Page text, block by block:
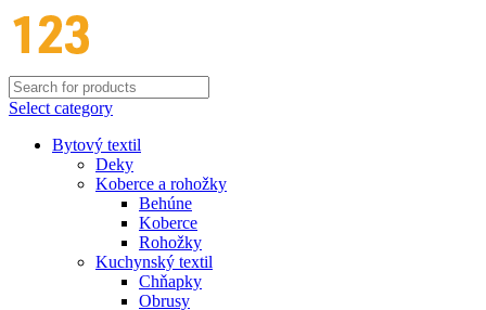
Select category
Bytový textil
Deky
Koberce a rohožky
Behúne
Koberce
Rohožky
Kuchynský textil
Chňapky
Obrusy